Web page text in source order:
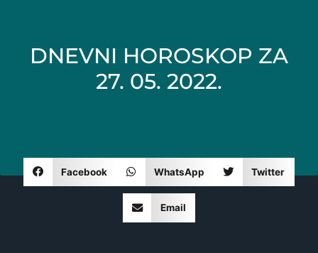
DNEVNI HOROSKOP ZA
27. 05. 2022.
Facebook WhatsApp Twitter
Email